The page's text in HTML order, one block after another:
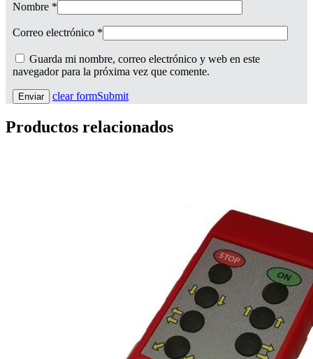
Nombre *
Correo electrónico *
Guarda mi nombre, correo electrónico y web en este
navegador para la próxima vez que comente.
clear formSubmit
Productos relacionados